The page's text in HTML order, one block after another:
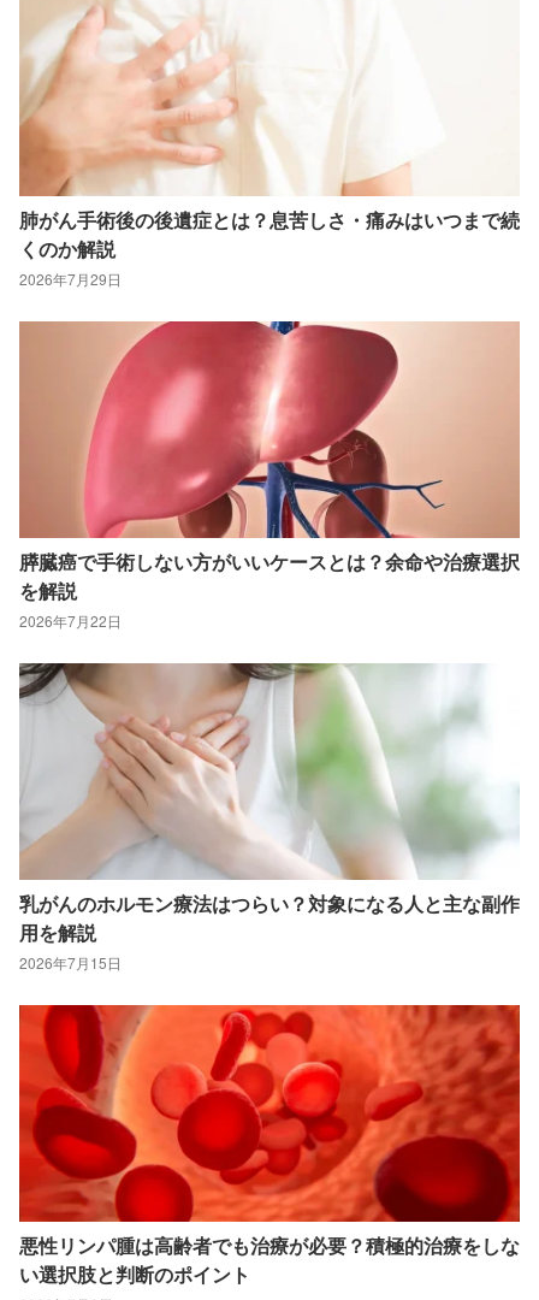
肺がん手術後の後遺症とは？息苦しさ・痛みはいつまで続
くのか解説
2026年7月29日
膵臓癌で手術しない方がいいケースとは？余命や治療選択
を解説
2026年7月22日
乳がんのホルモン療法はつらい？対象になる人と主な副作
用を解説
2026年7月15日
悪性リンパ腫は高齢者でも治療が必要？積極的治療をしな
い選択肢と判断のポイント